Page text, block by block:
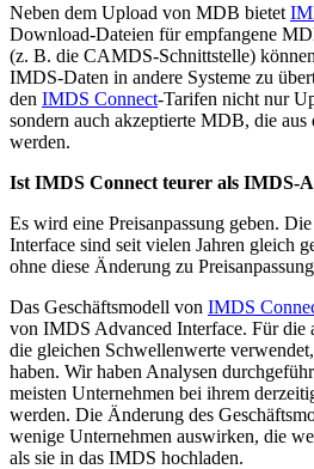
Neben dem Upload von MDB bietet
Download-Dateien für empfangene
(z. B. die CAMDS-Schnittstelle)
IMDS-Daten in andere Systeme zu
den IMDS Connect-Tarifen nicht nur
sondern auch akzeptierte MDB, die
werden.
Ist IMDS Connect teurer als IMDS-
Es wird eine Preisanpassung geben.
Interface sind seit vielen Jahren gleich
ohne diese Änderung zu
Das Geschäftsmodell von IMDS
von IMDS Advanced Interface. Für die
die gleichen Schwellenwerte
haben. Wir haben Analysen
meisten Unternehmen bei ihrem
werden. Die Änderung des
wenige Unternehmen auswirken, die
als sie in das IMDS hochladen.